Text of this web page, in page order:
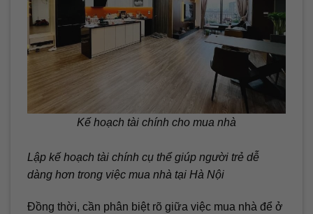
Kế hoạch tài chính cho mua nhà
Lập kế hoạch tài chính cụ thể giúp người trẻ dễ
dàng hơn trong việc mua nhà tại Hà Nội
Đồng thời, cần phân biệt rõ giữa việc mua nhà để ở